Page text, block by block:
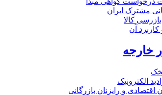
مشترک ایران
کالا
آن
خارجه
الکترونیک
اقتصادی و رایزنان بازرگانی